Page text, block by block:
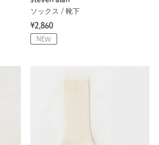
ソックス / 靴下
¥2,860
NEW